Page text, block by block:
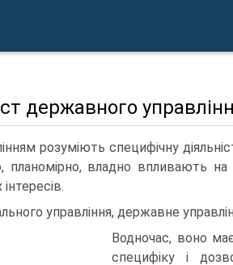
державного
розуміють специфічну
планомірно, владно впливають
управління, державне
Водночас, воно
специфіку і